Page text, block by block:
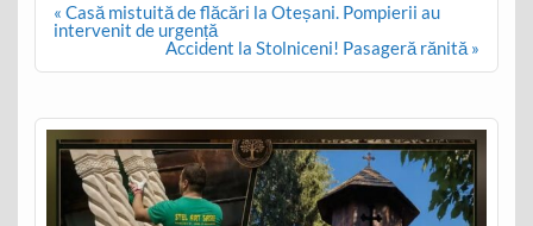
Post
navigation
« Casă mistuită de flăcări la Oteșani. Pompierii au
intervenit de urgență
Accident la Stolniceni! Pasageră rănită »